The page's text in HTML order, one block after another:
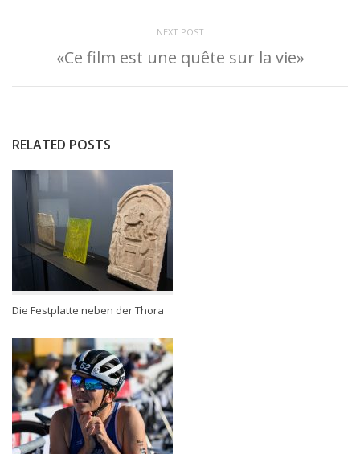
NEXT POST
«Ce film est une quête sur la vie»
RELATED POSTS
Die Festplatte neben der Thora